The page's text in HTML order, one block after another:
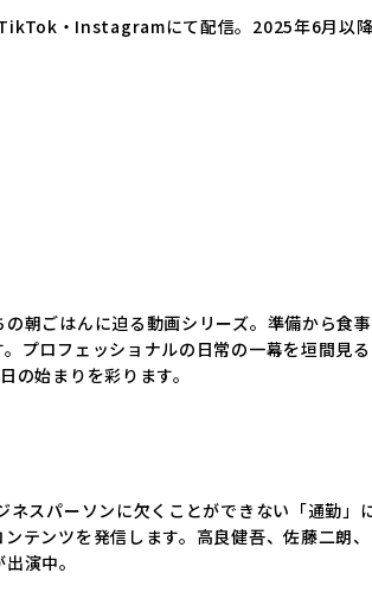
・Instagramにて配信。2025年6月以
朝ごはんに迫る動画シリーズ。準備から食
プロフェッショナルの日常の一幕を垣間見
の始まりを彩ります。
スパーソンに欠くことができない「通勤」
テンツを発信します。高良健吾、佐藤二朗
演中。